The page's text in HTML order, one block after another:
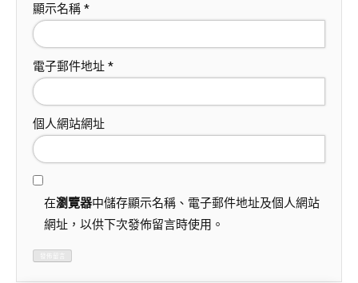
顯示名稱 *
電子郵件地址 *
個人網站網址
在瀏覽器中儲存顯示名稱、電子郵件地址及個人網站
網址，以供下次發佈留言時使用。